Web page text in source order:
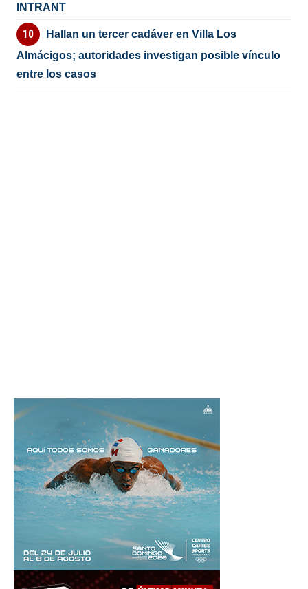
INTRANT
Hallan un tercer cadáver en Villa Los
Almácigos; autoridades investigan posible vínculo
entre los casos